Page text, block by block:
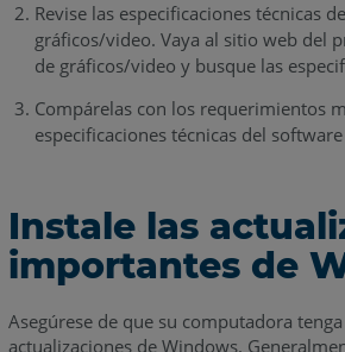
Revise las especificaciones técnicas
gráficos/video. Vaya al sitio web del
de gráficos/video y busque las
Compárelas con los requerimientos
especificaciones técnicas del
Instale las
importantes de
Asegúrese de que su computadora
actualizaciones de Windows.